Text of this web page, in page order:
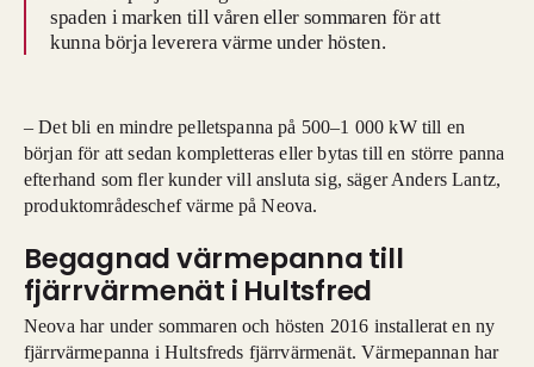
spaden i marken till våren eller sommaren för att
kunna börja leverera värme under hösten.
– Det bli en mindre pelletspanna på 500–1 000 kW till en
början för att sedan kompletteras eller bytas till en större panna
efterhand som fler kunder vill ansluta sig, säger Anders Lantz,
produktområdeschef värme på Neova.
Begagnad värmepanna till
fjärrvärmenät i Hultsfred
Neova har under sommaren och hösten 2016 installerat en ny
fjärrvärmepanna i Hultsfreds fjärrvärmenät. Värmepannan har